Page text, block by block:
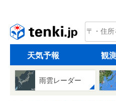
tenki.jp
天気予報 観測
雨雲レーダー